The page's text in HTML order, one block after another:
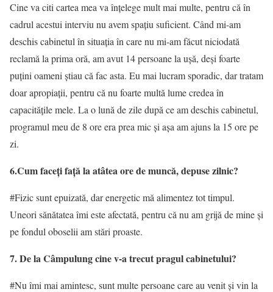
Cine va citi cartea mea va înţelege mult mai multe, pentru că în
cadrul acestui interviu nu avem spaţiu suficient. Când mi-am
deschis cabinetul în situaţia în care nu mi-am făcut niciodată
reclamă la prima oră, am avut 14 persoane la uşă, deşi foarte
puţini oameni ştiau că fac asta. Eu mai lucram sporadic, dar tratam
doar apropiaţii, pentru că nu foarte multă lume credea în
capacităţile mele. La o lună de zile după ce am deschis cabinetul,
programul meu de 8 ore era prea mic şi aşa am ajuns la 15 ore pe
zi.
6.Cum faceţi faţă la atâtea ore de muncă, depuse zilnic?
#Fizic sunt epuizată, dar energetic mă alimentez tot timpul.
Uneori sănătatea îmi este afectată, pentru că nu am grijă de mine şi
pe fondul oboselii am stări proaste.
7. De la Câmpulung cine v-a trecut pragul cabinetului?
#Nu îmi mai amintesc, sunt multe persoane care au venit şi vin la